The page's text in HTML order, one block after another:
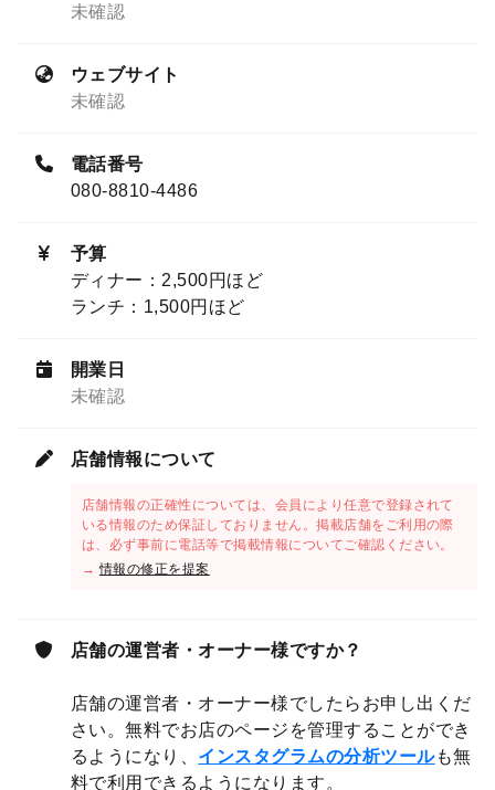
未確認
ウェブサイト
未確認
電話番号
080-8810-4486
予算
ディナー：2,500円ほど
ランチ：1,500円ほど
開業日
未確認
店舗情報について
店舗情報の正確性については、会員により任意で登録されて
いる情報のため保証しておりません。掲載店舗をご利用の際
は、必ず事前に電話等で掲載情報についてご確認ください。
→情報の修正を提案
店舗の運営者・オーナー様ですか？
店舗の運営者・オーナー様でしたらお申し出くだ
さい。無料でお店のページを管理することができ
るようになり、 インスタグラムの分析ツールも無
料で利用できるようになります。